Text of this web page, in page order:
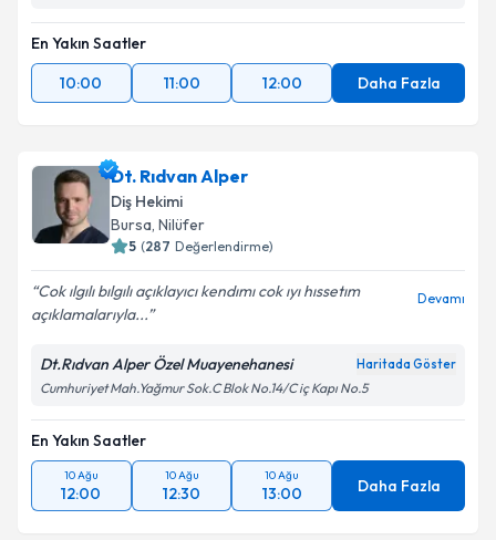
En Yakın Saatler
10:00
11:00 12:00 Daha Fazla
Dt. Rıdvan Alper
Diş Hekimi
Bursa, Nilüfer
5 (287 Değerlendirme)
Cok ılgılı bılgılı açıklayıcı kendımı cok ıyı hıssetım
açıklamalarıyla...
Devamı
Dt.Rıdvan Alper Özel Muayenehanesi Haritada Göster
Cumhuriyet Mah.Yağmur Sok.C Blok No.14/C iç Kapı No.5
En Yakın Saatler
10 Ağu
12:00
10 Ağu
12:30
10 Ağu
13:00 Daha Fazla